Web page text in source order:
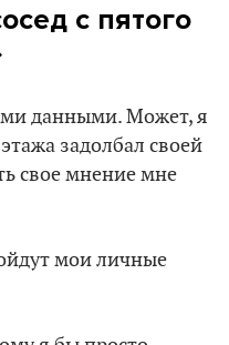
с пятого
данными. Может, я
задолбал своей
свое мнение мне
мои личные